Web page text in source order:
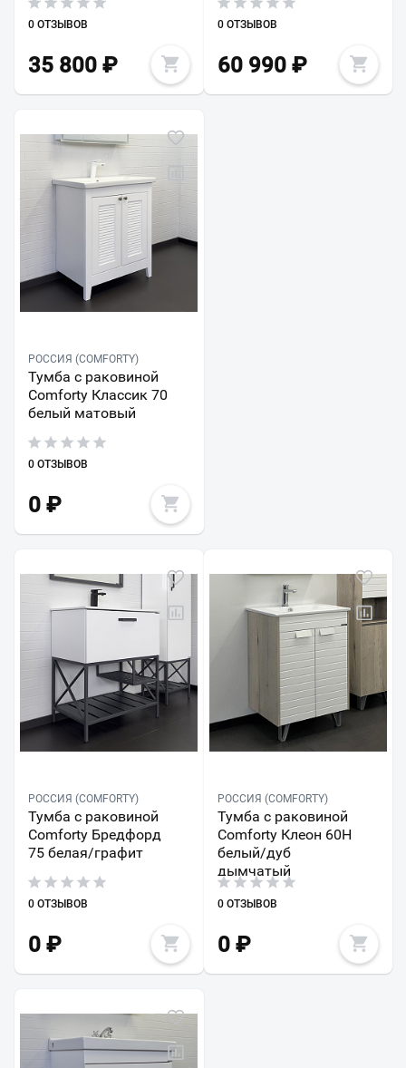
0 ОТЗЫВОВ
35 800 ₽
0 ОТЗЫВОВ
60 990₽
РОССИЯ (COMFORTY)
Тумба с раковиной
Comforty Классик 70
белый матовый
0 ОТЗЫВОВ
0 ₽
РОССИЯ (COMFORTY)
Тумба с раковиной
Comforty Бредфорд
75 белая/графит
0 ОТЗЫВОВ
0 ₽
РОССИЯ (COMFORTY)
Тумба с раковиной
Comforty Клеон 60Н
белый/дуб
дымчатый
0 ОТЗЫВОВ
0₽